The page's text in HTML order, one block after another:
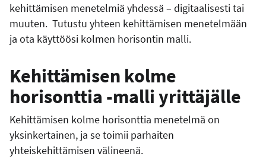
kehittämisen menetelmiä yhdessä – digitaalisesti tai
muuten. Tutustu yhteen kehittämisen menetelmään
ja ota käyttöösi kolmen horisontin malli.
Kehittämisen kolme
horisonttia -malli yrittäjälle
Kehittämisen kolme horisonttia menetelmä on
yksinkertainen, ja se toimii parhaiten
yhteiskehittämisen välineenä.